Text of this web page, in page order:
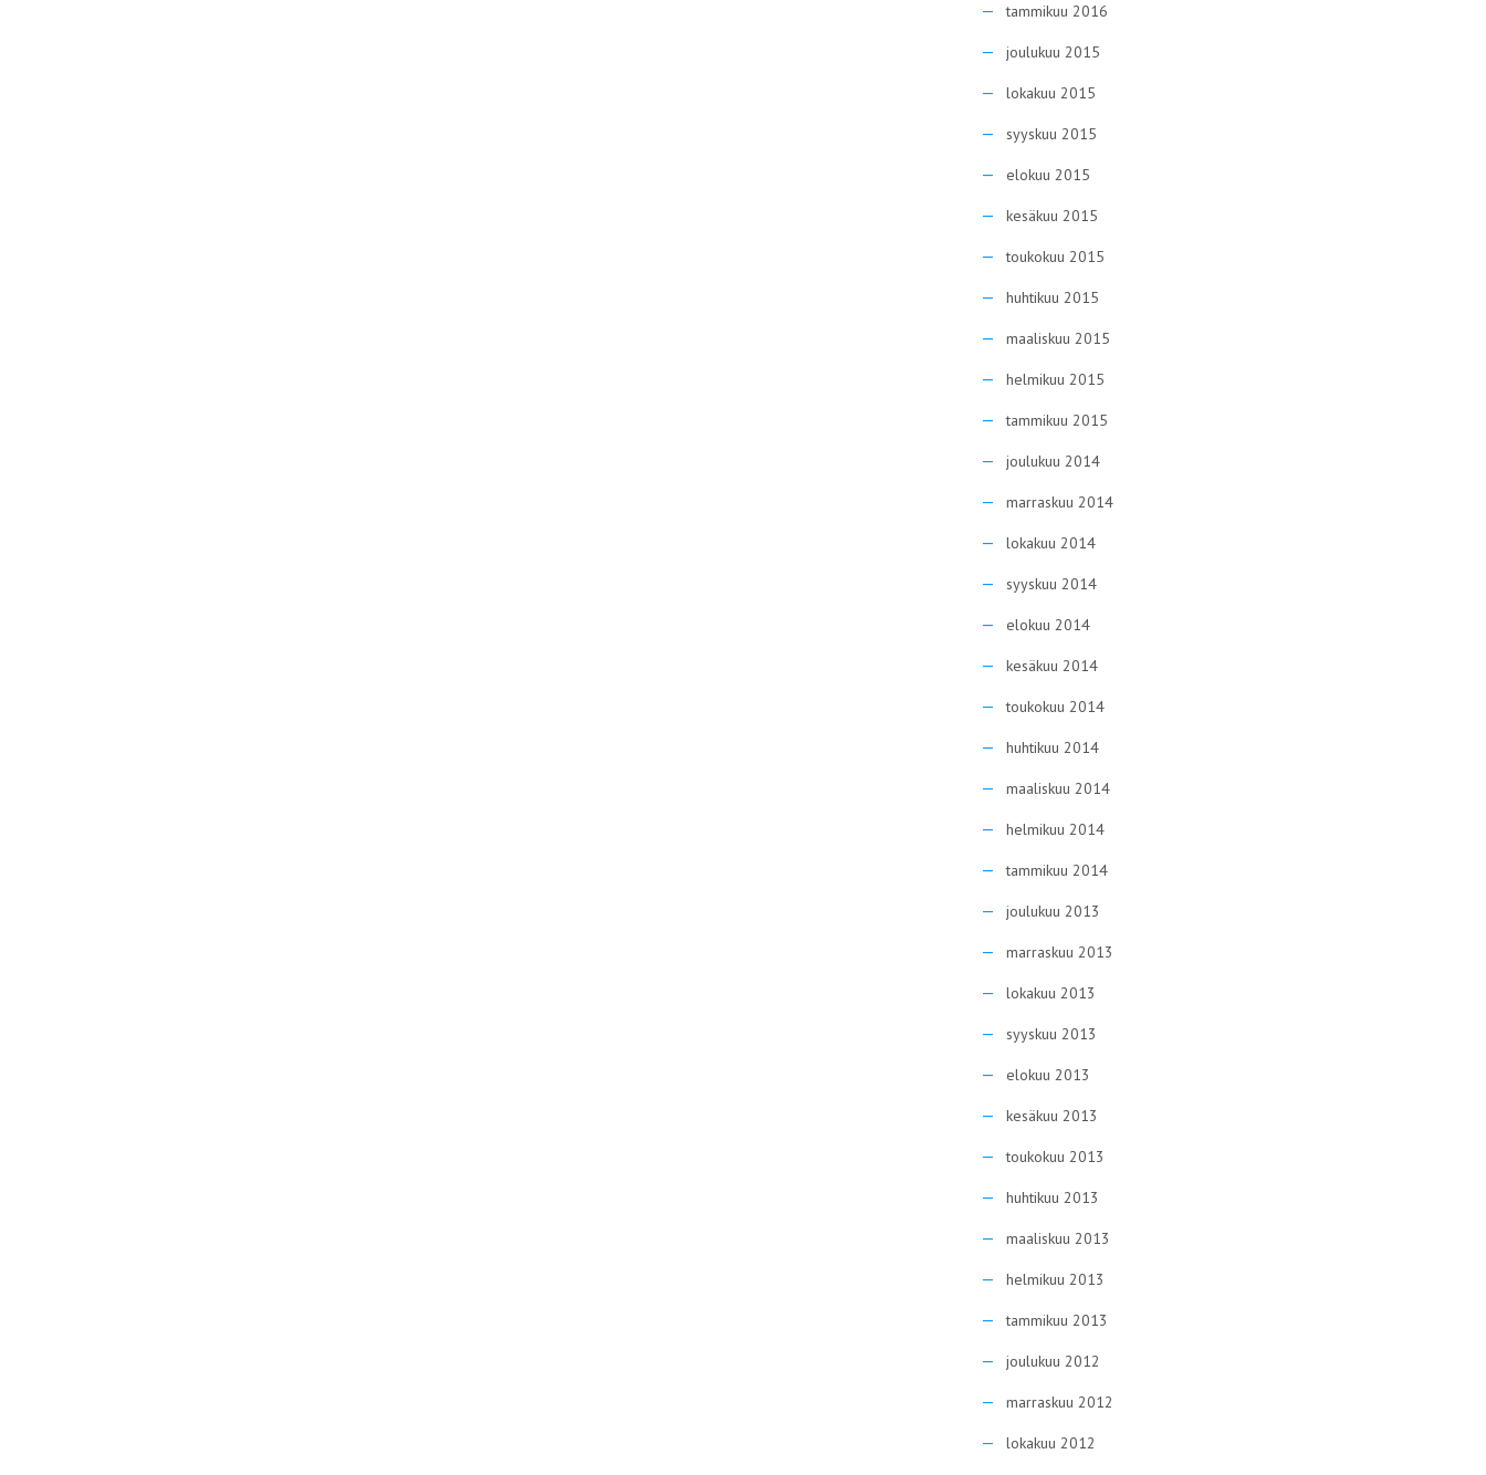
tammikuu 2016
joulukuu 2015
lokakuu 2015
syyskuu 2015
elokuu 2015
kesäkuu 2015
toukokuu 2015
huhtikuu 2015
maaliskuu 2015
helmikuu 2015
tammikuu 2015
joulukuu 2014
marraskuu 2014
lokakuu 2014
syyskuu 2014
elokuu 2014
kesäkuu 2014
toukokuu 2014
huhtikuu 2014
maaliskuu 2014
helmikuu 2014
tammikuu 2014
joulukuu 2013
marraskuu 2013
lokakuu 2013
syyskuu 2013
elokuu 2013
kesäkuu 2013
toukokuu 2013
huhtikuu 2013
maaliskuu 2013
helmikuu 2013
tammikuu 2013
joulukuu 2012
marraskuu 2012
lokakuu 2012